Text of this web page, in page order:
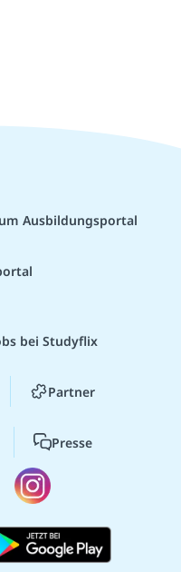
Ausbildungsportal
bei Studyflix
Partner
Presse